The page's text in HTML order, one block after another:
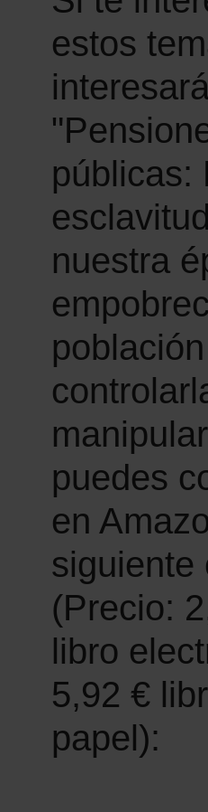
estos
públicas:
nuestra
puedes
en
siguiente
(Precio:
libro
5,92 €
papel):